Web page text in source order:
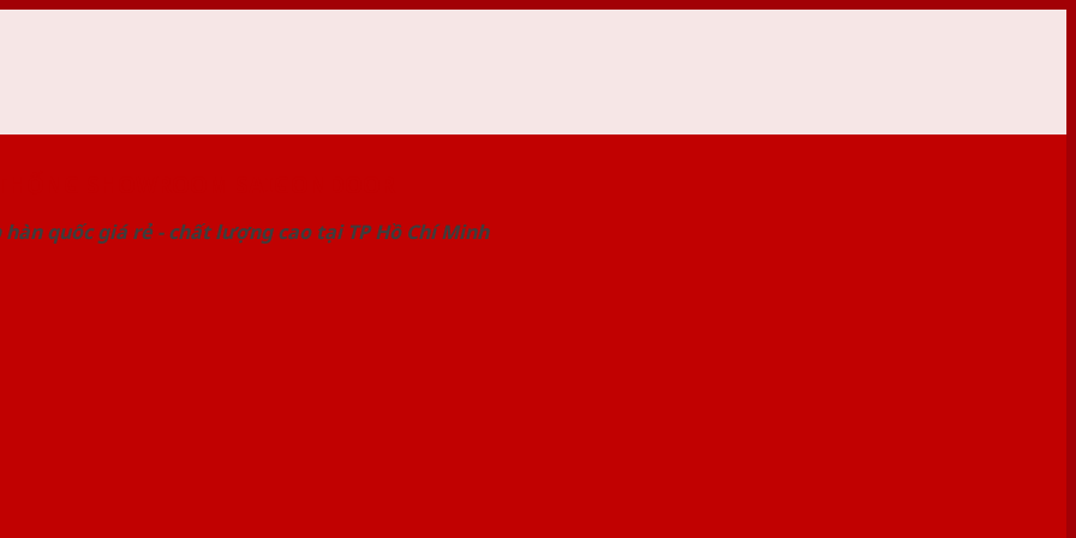
quốc giá rẻ - chất lượng cao tại TP Hồ Chí Minh